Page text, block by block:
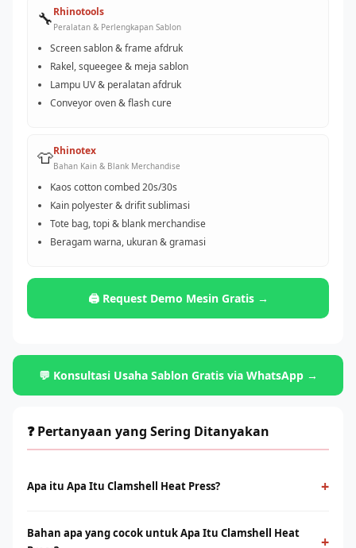
🔧Rhinotools
Peralatan & Perlengkapan Sablon
Screen sablon & frame afdruk
Rakel, squeegee & meja sablon
Lampu UV & peralatan afdruk
Conveyor oven & flash cure
👕Rhinotex
Bahan Kain & Blank Merchandise
Kaos cotton combed 20s/30s
Kain polyester & drifit sublimasi
Tote bag, topi & blank merchandise
Beragam warna, ukuran & gramasi
🖨️ Request Demo Mesin Gratis →
💬 Konsultasi Usaha Sablon Gratis via WhatsApp →
❓ Pertanyaan yang Sering Ditanyakan
Apa itu Apa Itu Clamshell Heat Press? +
menggunakan panas dan tekanan untuk mentransfer tinta ke
Bahan apa yang cocok untuk Apa Itu Clamshell Heat
+